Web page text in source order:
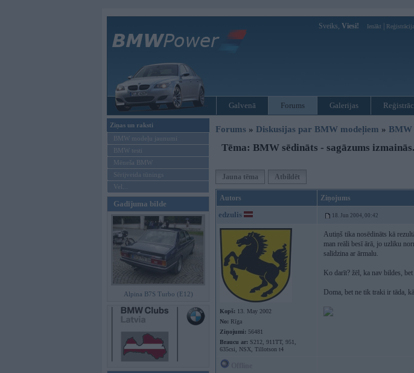
Sveiks, Viesi! Ienākt Reģistrācija
Galvenā Forums Galerijas
Ziņas un raksti
BMW modeļu jaunumi
BMW testi
Mēneša BMW
Sērijveida tūnings
Vel...
Gadījuma bilde
Alpina B7S Turbo (E12)
Forums » Diskusijas par BMW modeļiem » BMW
Tēma: BMW sēdināts - sagāzums
Jauna tēma Atbildēt
Autors Ziņojums
edzulis 18. Jun 2004, 00:42
Kopš: 13. May 2002
No: Rīga
Ziņojumi: 56481
Braucu ar: S212, 911TT, 951,
635csi, NSX, Tillotson t4
Autiņš tika nosēdināts kā
man reāli besī ārā, jo uzliku
salīdzina ar ārmalu.
Ko darīt? žēl, ka nav bildes,
Doma, bet ne tik traki ir tāda,